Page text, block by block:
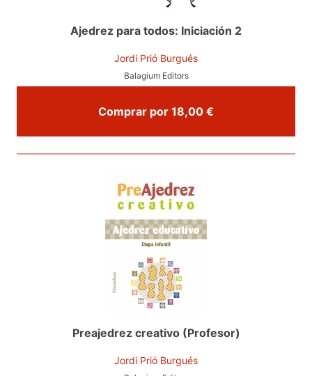
Ajedrez para todos: Iniciación 2
Jordi Prió Burgués
Balagium Editors
Comprar por 18,00 €
Preajedrez creativo (Profesor)
Jordi Prió Burgués